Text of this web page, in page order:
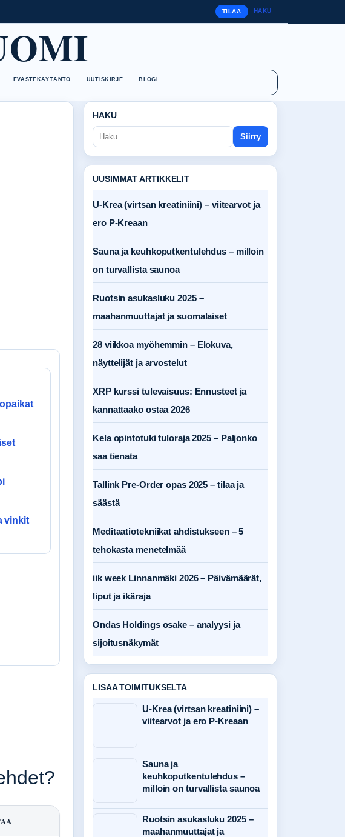
TILAA HAKU
EVÄSTEKÄYTÄNTÖ UUTISKIRJE BLOGI
vinkit
HAKU
Siirry
UUSIMMAT ARTIKKELIT
U-Krea (virtsan kreatiniini) – viitearvot ja
ero P-Kreaan
Sauna ja keuhkoputkentulehdus – milloin
on turvallista saunoa
Ruotsin asukasluku 2025 –
maahanmuuttajat ja suomalaiset
28 viikkoa myöhemmin – Elokuva,
näyttelijät ja arvostelut
XRP kurssi tulevaisuus: Ennusteet ja
kannattaako ostaa 2026
Kela opintotuki tuloraja 2025 – Paljonko
saa tienata
Tallink Pre-Order opas 2025 – tilaa ja
säästä
Meditaatiotekniikat ahdistukseen – 5
tehokasta menetelmää
iik week Linnanmäki 2026 – Päivämäärät,
liput ja ikäraja
Ondas Holdings osake – analyysi ja
sijoitusnäkymät
LISAA TOIMITUKSELTA
U-Krea (virtsan kreatiniini) –
viitearvot ja ero P-Kreaan
Sauna ja
keuhkoputkentulehdus –
milloin on turvallista saunoa
Ruotsin asukasluku 2025 –
maahanmuuttajat ja